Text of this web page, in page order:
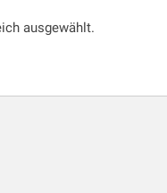
ausgewählt.